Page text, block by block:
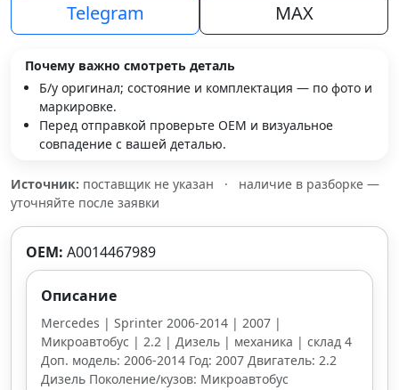
Telegram
MAX
Почему важно смотреть деталь
Б/у оригинал; состояние и комплектация — по фото и
маркировке.
Перед отправкой проверьте OEM и визуальное
совпадение с вашей деталью.
Источник: поставщик не указан ·
наличие в разборке —
уточняйте после заявки
OEM: A0014467989
Описание
Mercedes | Sprinter 2006-2014 | 2007 |
Микроавтобус | 2.2 | Дизель | механика | склад 4
Доп. модель: 2006-2014 Год: 2007 Двигатель: 2.2
Дизель Поколение/кузов: Микроавтобус